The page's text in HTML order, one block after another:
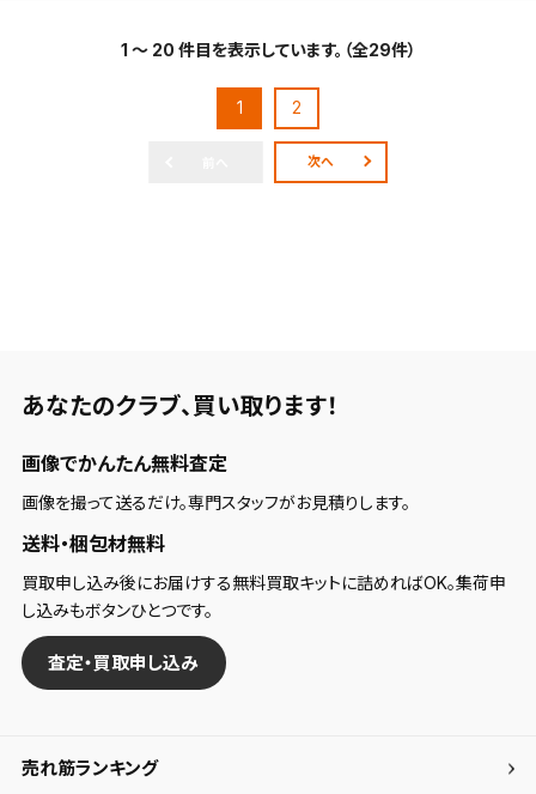
1 ～ 20 件目を表示しています。（全29件）
1 2
次へ
あなたのクラブ、 買い取ります！
画像でかんたん無料査定
画像を撮って送るだけ。専門スタッフがお見積りします。
送料・梱包材無料
買取申し込み後にお届けする無料買取キットに詰めればOK。集荷申
し込みもボタンひとつです。
査定・買取申し込み
売れ筋ランキング